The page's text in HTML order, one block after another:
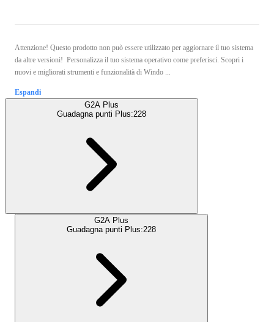
Attenzione! Questo prodotto non può essere utilizzato per aggiornare il tuo sistema
da altre versioni! Personalizza il tuo sistema operativo come preferisci. Scopri i
nuovi e migliorati strumenti e funzionalità di Windo ...
Espandi
G2A Plus
Guadagna punti Plus:228
G2A Plus
Guadagna punti Plus:228